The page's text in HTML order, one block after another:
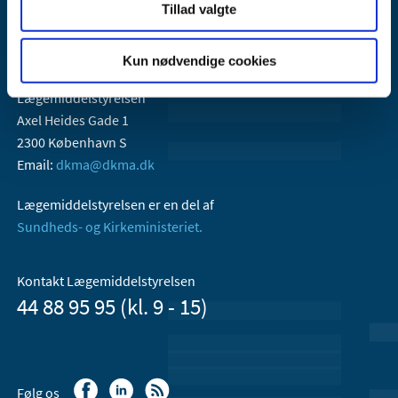
Tillad valgte
Kun nødvendige cookies
Lægemiddelstyrelsen
Axel Heides Gade 1
2300 København S
Email: dkma@dkma.dk
Lægemiddelstyrelsen er en del af
Sundheds- og Kirkeministeriet.
Kontakt Lægemiddelstyrelsen
44 88 95 95 (kl. 9 - 15)
Følg os